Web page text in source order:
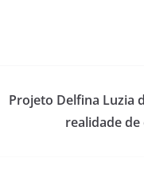
Projeto Delfina Luzia
realidade